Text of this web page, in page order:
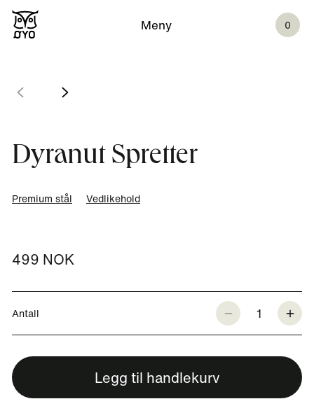
Meny 0
Dyranut Spretter
Premium stål Vedlikehold
499 NOK
Antall 1
Legg til handlekurv